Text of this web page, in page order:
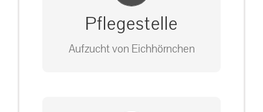
Pflegestelle
Aufzucht von Eichhörnchen